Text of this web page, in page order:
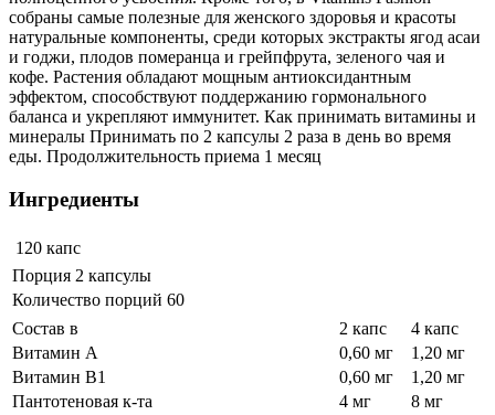
собраны самые полезные для женского здоровья и красоты
натуральные компоненты, среди которых экстракты ягод асаи
и годжи, плодов померанца и грейпфрута, зеленого чая и
кофе. Растения обладают мощным антиоксидантным
эффектом, способствуют поддержанию гормонального
баланса и укрепляют иммунитет. Как принимать витамины и
минералы Принимать по 2 капсулы 2 раза в день во время
еды. Продолжительность приема 1 месяц
Ингредиенты
120 капс
Порция 2 капсулы
Количество порций 60
Состав в
2 капс
4 капс
Витамин А
0,60 мг
1,20 мг
Витамин В1
0,60 мг
1,20 мг
Пантотеновая к-та
4 мг
8 мг